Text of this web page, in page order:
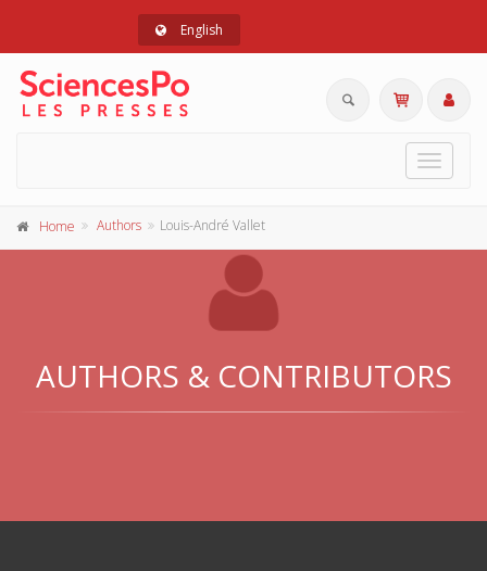
English
Toggle
Home Authors Louis-André Vallet
AUTHORS & CONTRIBUTORS